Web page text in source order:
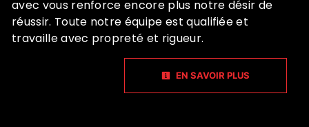
avec vous renforce encore plus notre désir de
réussir. Toute notre équipe est qualifiée et
travaille avec propreté et rigueur.
EN SAVOIR PLUS